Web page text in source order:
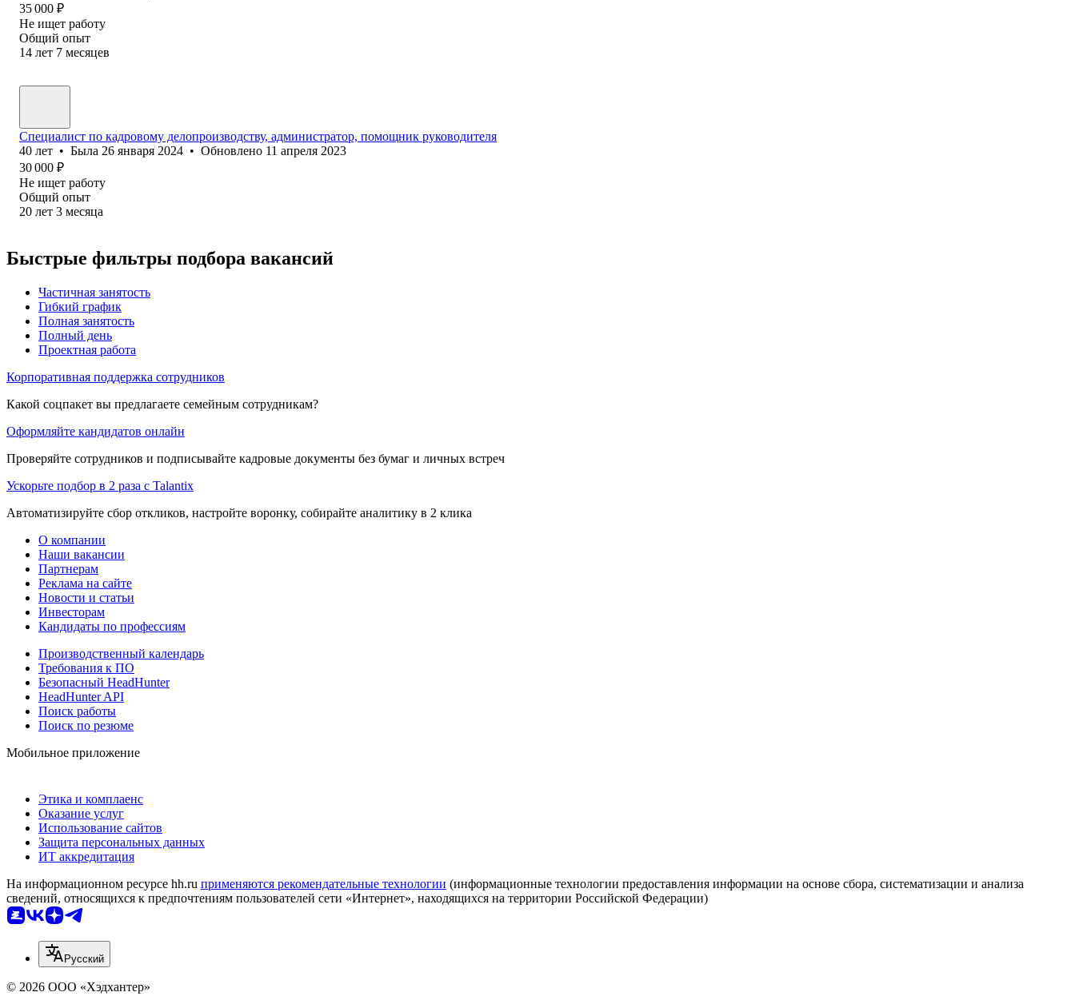
35 000 ₽
Не ищет работу
Общий опыт
14 лет 7 месяцев
Специалист по кадровому делопроизводству, администратор, помощник руководителя
40 лет • Была 26 января 2024 • Обновлено 11 апреля 2023
30 000 ₽
Не ищет работу
Общий опыт
20 лет 3 месяца
Быстрые фильтры подбора вакансий
Частичная занятость
Гибкий график
Полная занятость
Полный день
Проектная работа
Корпоративная поддержка сотрудников
Какой соцпакет вы предлагаете семейным сотрудникам?
Оформляйте кандидатов онлайн
Проверяйте сотрудников и подписывайте кадровые документы без бумаг и личных встреч
Ускорьте подбор в 2 раза с Talantix
Автоматизируйте сбор откликов, настройте воронку, собирайте аналитику в 2 клика
О компании
Наши вакансии
Партнерам
Реклама на сайте
Новости и статьи
Инвесторам
Кандидаты по профессиям
Производственный календарь
Требования к ПО
Безопасный HeadHunter
HeadHunter API
Поиск работы
Поиск по резюме
Мобильное приложение
Этика и комплаенс
Оказание услуг
Использование сайтов
Защита персональных данных
ИТ аккредитация
На информационном ресурсе hh.ru применяются рекомендательные технологии (информационные технологии предоставления информации на основе сбора, систематизации и анализа
сведений, относящихся к предпочтениям пользователей сети «Интернет», находящихся на территории Российской Федерации)
Русский
© 2026 ООО «Хэдхантер»